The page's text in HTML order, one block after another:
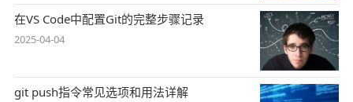
在VS Code中配置Git的完整步骤记录
2025-04-04
git push指令常见选项和用法详解